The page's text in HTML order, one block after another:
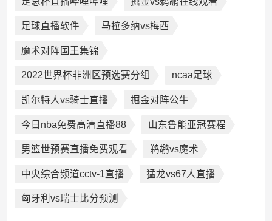
足球直播软件 马拉多纳vs梅西
魔术对阵国王集锦
2022世界杯非洲区预选赛分组 ncaa足球
凯尔特人vs骑士直播 掘金对阵公牛
今日nba免费高清直播88 山东鲁能亚冠赛程
男篮世预赛直播免费观看 鹈鹕vs魔术
中央综合频道cctv-1直播 猛龙vs67人直播
匈牙利vs瑞士比分预测